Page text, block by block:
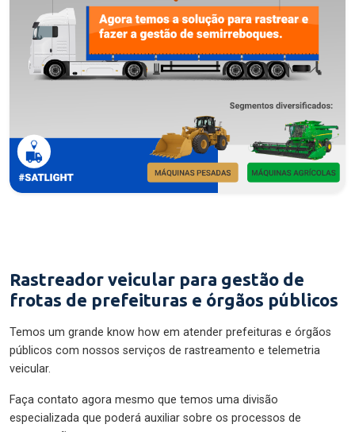
Rastreador veicular para gestão de
frotas de prefeituras e órgãos públicos
Temos um grande know how em atender prefeituras e órgãos
públicos com nossos serviços de rastreamento e telemetria
veicular.
Faça contato agora mesmo que temos uma divisão
especializada que poderá auxiliar sobre os processos de